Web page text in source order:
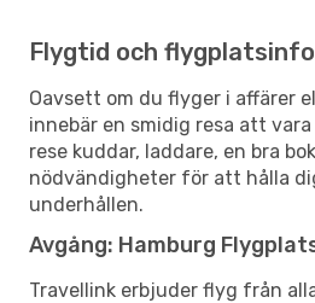
Flygtid och
Oavsett om du flyger i affärer
innebär en smidig resa att
rese kuddar, laddare, en bra
nödvändigheter för att hålla
underhållen.
Avgång: Hamburg
Travellink erbjuder flyg från